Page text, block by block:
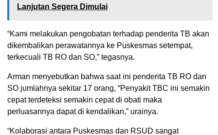
Lanjutan Segera Dimulai
“Kami melakukan pengobatan terhadap penderita TB akan
dikembalikan perawatannya ke Puskesmas setempat,
terkecuali TB RO dan SO,” tegasnya.
Arman menyebutkan bahwa saat ini penderita TB RO dan
SO jumlahnya sekitar 17 orang, “Penyakit TBC ini semakin
cepat terdeteksi semakin cepat di obati maka
perluasannya dapat di kendalikan,” urainya.
“Kolaborasi antara Puskesmas dan RSUD sangat